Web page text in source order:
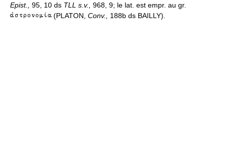
Epist.,
95, 10 ds TLL s.v.,
968, 9; le lat. est empr. au gr.
(PLATON, Conv., 188b ds BAILLY).